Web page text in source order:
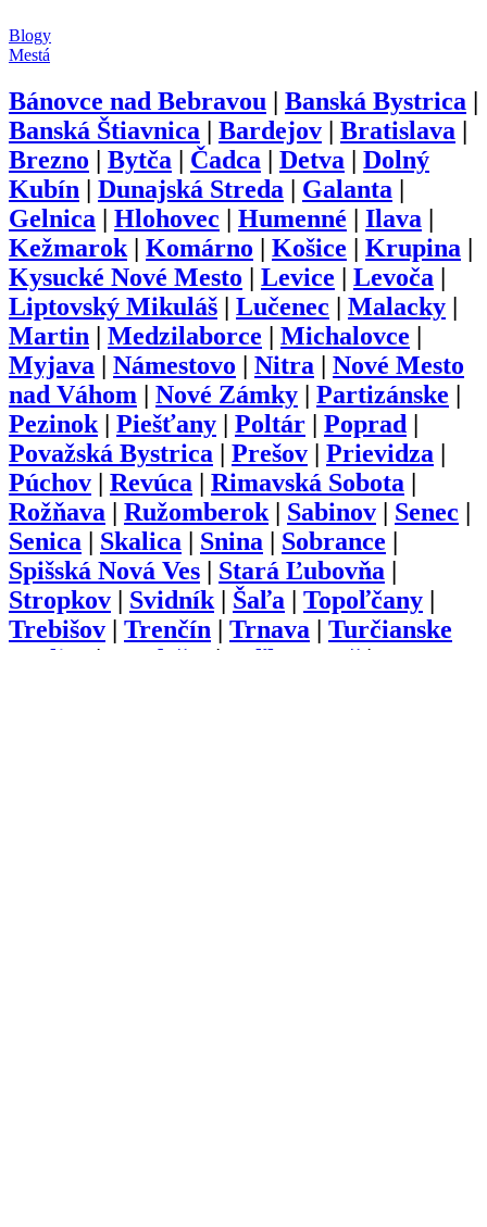
Blogy
Mestá
Bánovce nad Bebravou | Banská Bystrica |
Banská Štiavnica | Bardejov | Bratislava |
Brezno | Bytča | Čadca | Detva | Dolný
Kubín | Dunajská Streda | Galanta |
Gelnica | Hlohovec | Humenné | Ilava |
Kežmarok | Komárno | Košice | Krupina |
Kysucké Nové Mesto | Levice | Levoča |
Liptovský Mikuláš | Lučenec | Malacky |
Martin | Medzilaborce | Michalovce |
Myjava | Námestovo | Nitra | Nové Mesto
nad Váhom | Nové Zámky | Partizánske |
Pezinok | Piešťany | Poltár | Poprad |
Považská Bystrica | Prešov | Prievidza |
Púchov | Revúca | Rimavská Sobota |
Rožňava | Ružomberok | Sabinov | Senec |
Senica | Skalica | Snina | Sobrance |
Spišská Nová Ves | Stará Ľubovňa |
Stropkov | Svidník | Šaľa | Topoľčany |
Trebišov | Trenčín | Trnava | Turčianske
Teplice
| Tvrdošín | Veľký Krtíš |